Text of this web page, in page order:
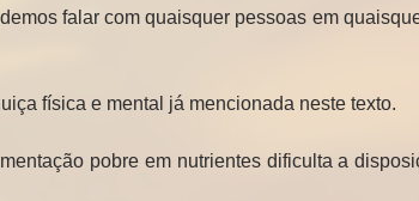
falar com quaisquer pessoas em
física e mental já mencionada neste texto.
pobre em nutrientes dificulta a